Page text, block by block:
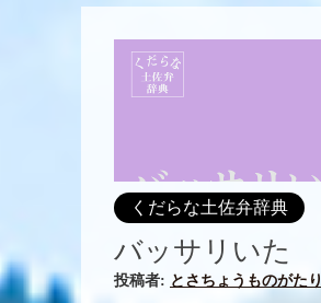
くだらな土佐弁辞典
バッサリいた
投稿者: とさちょうものがたり